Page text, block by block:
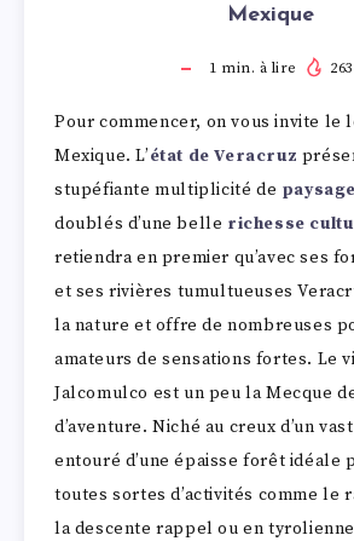
Mexique
1 min. à lire 263
Pour commencer, on vous invite le
Mexique. L’état de Veracruz
stupéfiante multiplicité de
doublés d’une belle richesse
retiendra en premier qu’avec ses
et ses rivières tumultueuses
la nature et offre de nombreuses
amateurs de sensations fortes. Le
Jalcomulco est un peu la Mecque
d’aventure. Niché au creux d’un
entouré d’une épaisse forêt idéale
toutes sortes d’activités comme le
la descente rappel ou en